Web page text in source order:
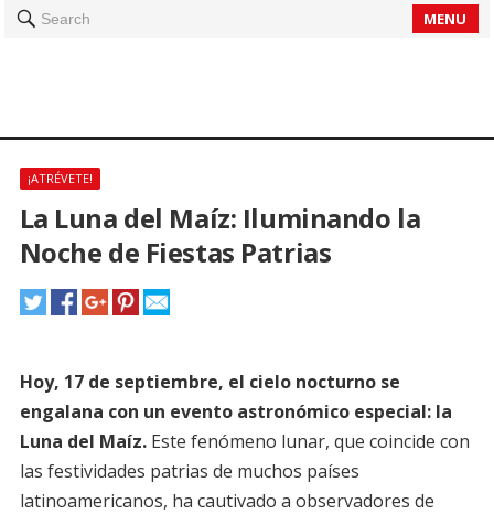
Search MENU
¡ATRÉVETE!
La Luna del Maíz: Iluminando la
Noche de Fiestas Patrias
Hoy, 17 de septiembre, el cielo nocturno se
engalana con un evento astronómico especial: la
Luna del Maíz.Este fenómeno lunar, que coincide con
las festividades patrias de muchos países
latinoamericanos, ha cautivado a observadores de